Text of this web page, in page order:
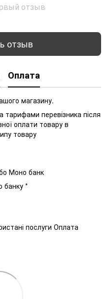
отзыв
отзыв
Оплата
магазину.
перевізника після
оплати товару в
товару
Моно банк
банку *
послуги Оплата